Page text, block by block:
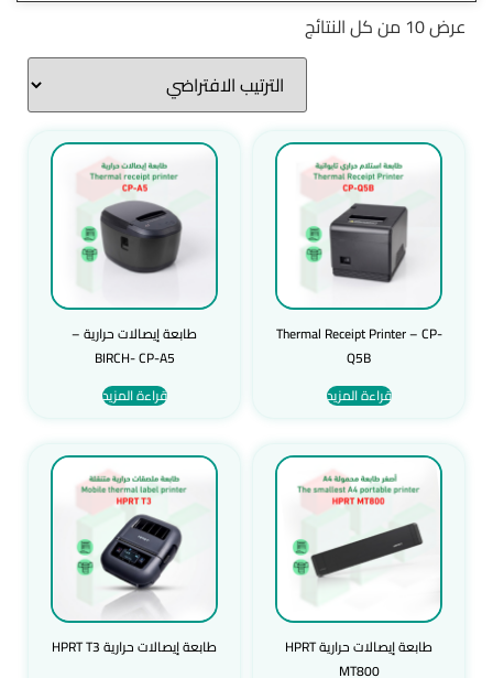
عرض ⁦10⁩ من كل النتائج
Thermal Receipt Printer – CP-
Q5B
قراءة المزيد
طابعة إيصالات حرارية –
BIRCH- CP-A5
قراءة المزيد
طابعة إيصالات حرارية HPRT
MT800
طابعة إيصالات حرارية HPRT T3